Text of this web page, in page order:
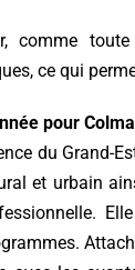
comme toute
ce qui
pour
du Grand-
et urbain